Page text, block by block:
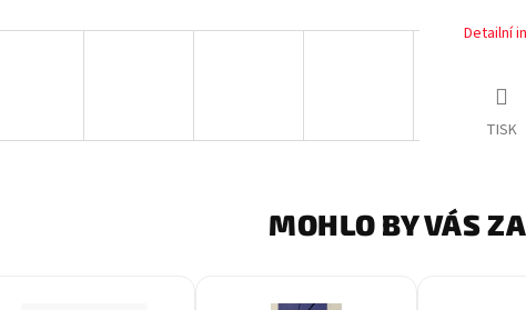
Detailní
TISK
MOHLO BY VÁS